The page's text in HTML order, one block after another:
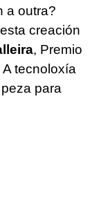
a outra?
creación
, Premio
A tecnoloxía
para